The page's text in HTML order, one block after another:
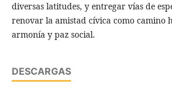
diversas latitudes, y entregar vías de
renovar la amistad cívica como camino
armonía y paz social.
DESCARGAS